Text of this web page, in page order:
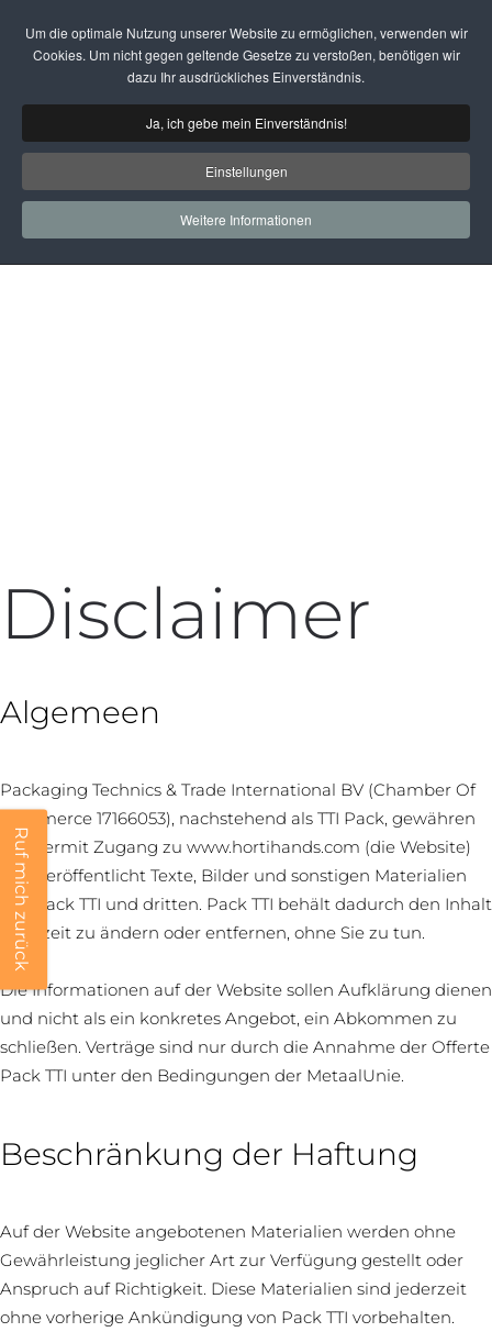
Um die optimale Nutzung unserer Website zu ermöglichen, verwenden wir
Cookies. Um nicht gegen geltende Gesetze zu verstoßen, benötigen wir
dazu Ihr ausdrückliches Einverständnis.
Ja, ich gebe mein Einverständnis!
Einstellungen
Weitere Informationen
Zum Hauptinhalt springen
Disclaimer
Algemeen
Packaging Technics & Trade International BV (Chamber Of
Commerce 17166053), nachstehend als TTI Pack, gewähren
Sie hiermit Zugang zu www.hortihands.com (die Website)
und veröffentlicht Texte, Bilder und sonstigen Materialien
von Pack TTI und dritten. Pack TTI behält dadurch den Inhalt
jederzeit zu ändern oder entfernen, ohne Sie zu tun.
Die Informationen auf der Website sollen Aufklärung dienen
und nicht als ein konkretes Angebot, ein Abkommen zu
schließen. Verträge sind nur durch die Annahme der Offerte
Pack TTI unter den Bedingungen der MetaalUnie.
Beschränkung der Haftung
Auf der Website angebotenen Materialien werden ohne
Gewährleistung jeglicher Art zur Verfügung gestellt oder
Anspruch auf Richtigkeit. Diese Materialien sind jederzeit
ohne vorherige Ankündigung von Pack TTI vorbehalten.
Ruf mich zurück